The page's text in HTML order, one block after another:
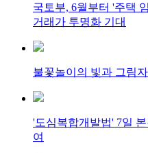
국토부, 6월부터 '주택
거래가 투명화 기대
불꽃놀이의 빛과 그림자
'도심복합개발법' 7일
여